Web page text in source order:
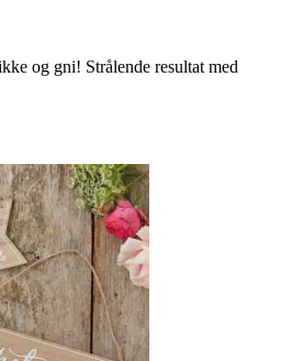
og gni! Strålende resultat med